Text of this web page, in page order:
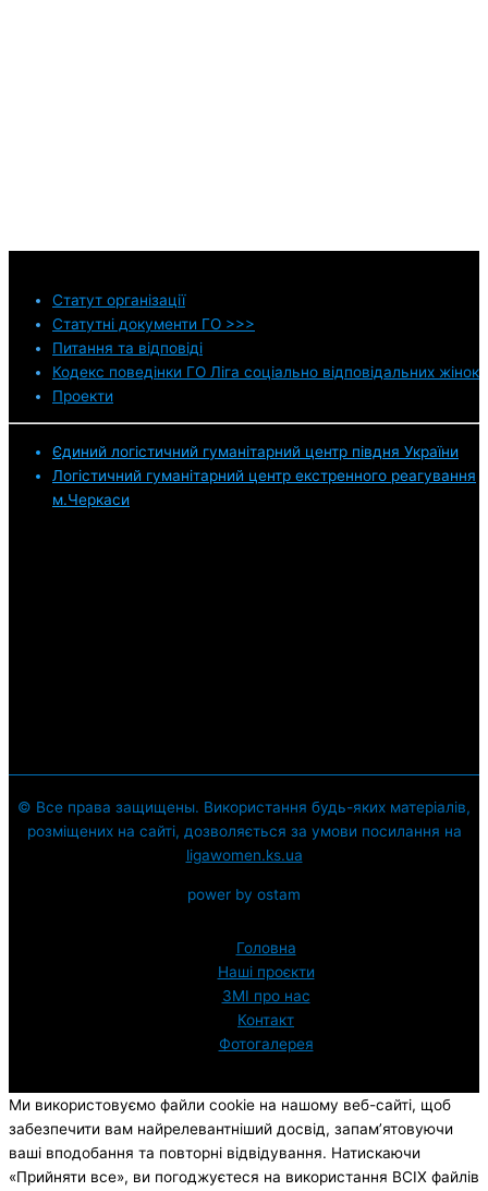
Статут організації
Статутні документи ГО >>>
Питання та відповіді
Кодекс поведінки ГО Ліга соціально відповідальних жінок
Проекти
Єдиний логістичний гуманітарний центр півдня України
Логістичний гуманітарний центр екстренного реагування
м.Черкаси
© Все права защищены. Використання будь-яких матеріалів,
розміщених на сайті, дозволяється за умови посилання на
ligawomen.ks.ua
power by ostam
Головна
Наші проєкти
ЗМI про нас
Контакт
Фотогалерея
Ми використовуємо файли cookie на нашому веб-сайті, щоб
забезпечити вам найрелевантніший досвід, запам’ятовуючи
ваші вподобання та повторні відвідування. Натискаючи
«Прийняти все», ви погоджуєтеся на використання ВСІХ файлів